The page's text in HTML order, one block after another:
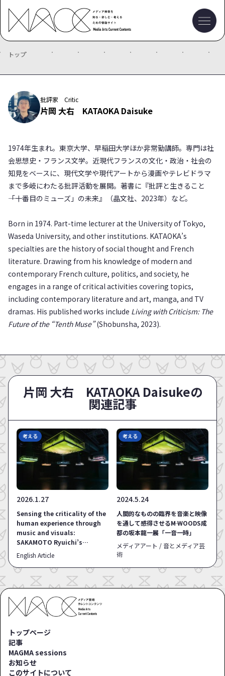
トップ
批評家 Critic
片岡 大右 KATAOKA Daisuke
1974年生まれ。東京大学、早稲田大学ほか非常勤講師。専門は社
会思想史・フランス文学。近現代フランスの文化・政治・社会の
知見をベースに、現代文学や現代アートから漫画やテレビドラマ
まで多岐にわたる批評活動を展開。著書に『批評と生きること
――「十番目のミューズ」の未来』（晶文社、2023年）など。
Born in 1974. Part-time lecturer at the University of Tokyo,
Waseda University, and other institutions. KATAOKA’s
specialties are the history of social thought and French
literature. Drawing from his knowledge of modern and
contemporary French culture, politics, and society, he
engages in a range of critical activities covering topics,
including contemporary literature and art, manga, and TV
dramas. His published works include Living with Criticism: The
Future of the “Tenth Muse”(Shobunsha, 2023).
片岡 大右 KATAOKA Daisukeの
関連記事
考える
2026.1.27
Sensing the criticality of the
human experience through
music and visuals:
SAKAMOTO Ryuichi’s
exhibition “SOUND AND
TIME” at M WOODS CHENGDU
English Article
考える
2024.5.24
人間的なものの臨界を音楽と映像
を通して感得させる――M WOODS成
都の坂本龍一展「一音一時」
メディアアート / 音とメディア芸
術
トップページ
記事
MAGMA sessions
お知らせ
このサイトについて